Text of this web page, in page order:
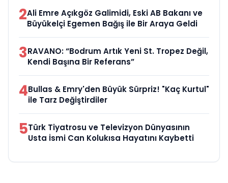
2Ali Emre Açıkgöz Galimidi, Eski AB Bakanı ve
Büyükelçi Egemen Bağış ile Bir Araya Geldi
3RAVANO: “Bodrum Artık Yeni St. Tropez Değil,
Kendi Başına Bir Referans”
4Bullas & Emry'den Büyük Sürpriz! "Kaç Kurtul"
ile Tarz Değiştirdiler
5Türk Tiyatrosu ve Televizyon Dünyasının
Usta İsmi Can Kolukısa Hayatını Kaybetti